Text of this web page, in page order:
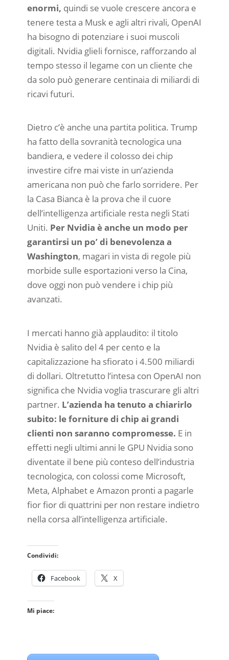
enormi, quindi se vuole crescere ancora e
tenere testa a Musk e agli altri rivali, OpenAI
ha bisogno di potenziare i suoi muscoli
digitali. Nvidia glieli fornisce, rafforzando al
tempo stesso il legame con un cliente che
da solo può generare centinaia di miliardi di
ricavi futuri.
Dietro c’è anche una partita politica. Trump
ha fatto della sovranità tecnologica una
bandiera, e vedere il colosso dei chip
investire cifre mai viste in un’azienda
americana non può che farlo sorridere. Per
la Casa Bianca è la prova che il cuore
dell’intelligenza artificiale resta negli Stati
Uniti. Per Nvidia è anche un modo per
garantirsi un po’ di benevolenza a
Washington, magari in vista di regole più
morbide sulle esportazioni verso la Cina,
dove oggi non può vendere i chip più
avanzati.
I mercati hanno già applaudito: il titolo
Nvidia è salito del 4 per cento e la
capitalizzazione ha sfiorato i 4.500 miliardi
di dollari. Oltretutto l’intesa con OpenAI non
significa che Nvidia voglia trascurare gli altri
partner. L’azienda ha tenuto a chiarirlo
subito: le forniture di chip ai grandi
clienti non saranno compromesse. E in
effetti negli ultimi anni le GPU Nvidia sono
diventate il bene più conteso dell’industria
tecnologica, con colossi come Microsoft,
Meta, Alphabet e Amazon pronti a pagarle
fior fior di quattrini per non restare indietro
nella corsa all’intelligenza artificiale.
Condividi:
Facebook X
Mi piace: